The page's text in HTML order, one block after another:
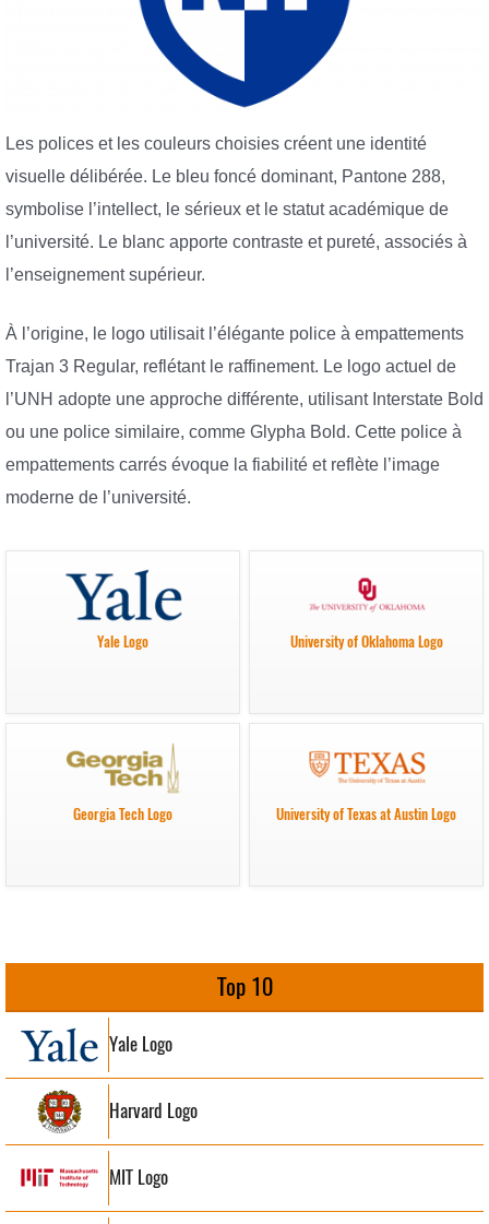
Les polices et les couleurs choisies créent une identité
visuelle délibérée. Le bleu foncé dominant, Pantone 288,
symbolise l’intellect, le sérieux et le statut académique de
l’université. Le blanc apporte contraste et pureté, associés à
l’enseignement supérieur.
À l’origine, le logo utilisait l’élégante police à empattements
Trajan 3 Regular, reflétant le raffinement. Le logo actuel de
l’UNH adopte une approche différente, utilisant Interstate Bold
ou une police similaire, comme Glypha Bold. Cette police à
empattements carrés évoque la fiabilité et reflète l’image
moderne de l’université.
Yale Logo University of Oklahoma Logo
Georgia Tech Logo University of Texas at Austin Logo
Top 10
Yale Logo
Harvard Logo
MIT Logo